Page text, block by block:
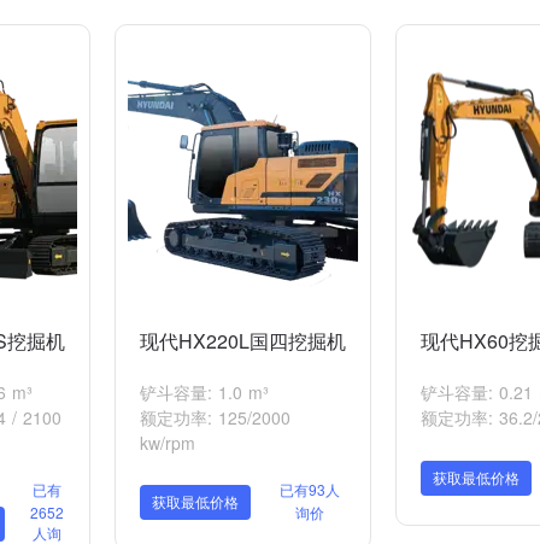
挖掘机
m³
/ 2100
已有
2652
人询
现代HX220L国四挖掘机
铲斗容量: 1.0 m³
额定功率: 125/2000
kw/rpm
获取最低价格
已有93人
询价
现代HX60挖
铲斗容量: 0.21
额定功率:
获取最低价格